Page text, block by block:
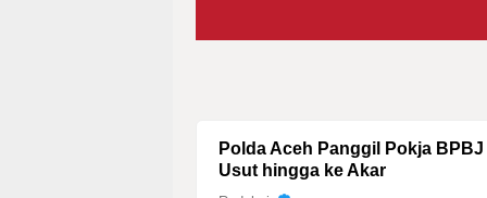
Polda Aceh Panggil Pokja
Usut hingga ke Akar